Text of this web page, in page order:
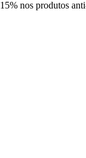
15% nos produtos